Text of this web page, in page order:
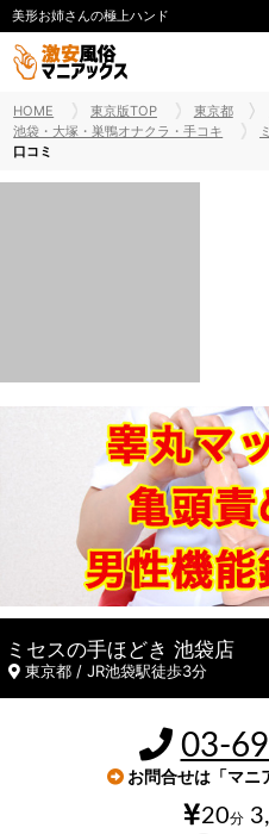
美形お姉さんの極上ハンド
HOME 東京版TOP 東京都
池袋・大塚・巣鴨オナクラ・手コキ
口コミ
ミセスの手ほどき 池袋店
東京都 / JR池袋駅徒歩3分
03-
お問合せは「マニ
20分